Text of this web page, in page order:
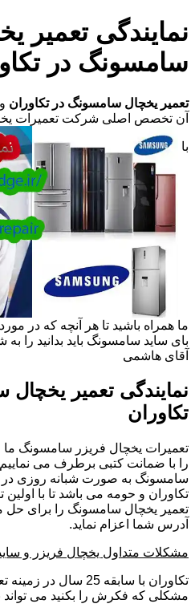
نمایندگی تعمیر
سامسونگ در
تعمیر یخچال سامسونگ در تکاوران
آن تخصص اصلی شرکت تعمیرات
با
ما همراه باشید تا هر آنچه که در
آقای هاشمی
نمایندگی تعمیر
تکاوران
تعمیرات یخچال فریزر سامسونگ
را با ضمانت کتبی برطرف می
سامسونگ به صورت شبانه روزی
تکاوران و حومه می باشد تا با
تعمیر یخچال سامسونگ را برای
آدرس شما اعزام نماید.
مشکلات متداول یخچال فریزر و
تکاوران با سابقه 25
مشکلی که فکرش را بکنید می